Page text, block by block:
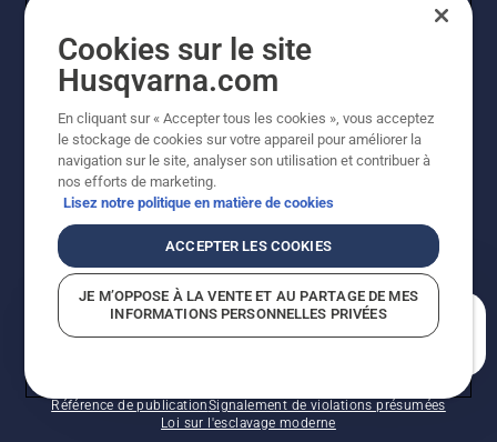
INSCRIPTION À LA NEWSLETTER
l'amélioration continue, le produit peut légèrement
varier par rapport aux images, mais la fonctionnalité de
Référence de publicationSignalement de violations présumées
Loi sur l'esclavage moderne
Cookies sur le site
Husqvarna.com
En cliquant sur « Accepter tous les cookies », vous acceptez
le stockage de cookies sur votre appareil pour améliorer la
navigation sur le site, analyser son utilisation et contribuer à
nos efforts de marketing.
Lisez notre politique en matière de cookies
ACCEPTER LES COOKIES
JE M’OPPOSE À LA VENTE ET AU PARTAGE DE MES
INFORMATIONS PERSONNELLES PRIVÉES
En quoi pouvons-nous vous aider?